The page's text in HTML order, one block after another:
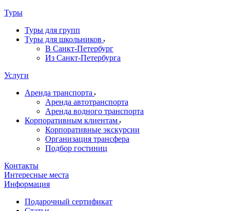
Туры
Туры для групп
Туры для школьников
В Санкт-Петербург
Из Санкт-Петербурга
Услуги
Аренда транспорта
Аренда автотранспорта
Аренда водного транспорта
Корпоративным клиентам
Корпоративные экскурсии
Организация трансфера
Подбор гостиниц
Контакты
Интересные места
Информация
Подарочный сертификат